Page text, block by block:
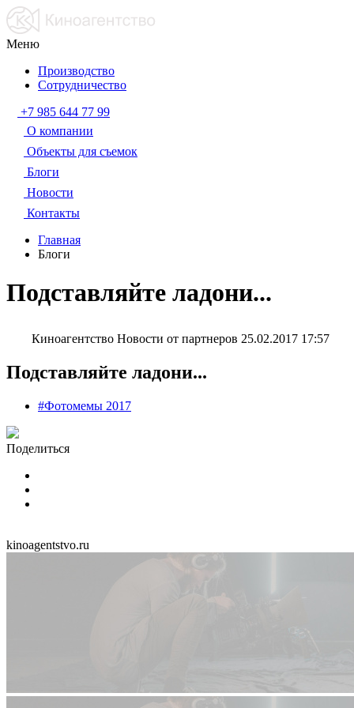
Меню
Производство
Сотрудничество
+7 985 644 77 99
О компании
Объекты для съемок
Блоги
Новости
Контакты
Главная
Блоги
Подставляйте ладони...
Киноагентство Новости от партнеров 25.02.2017 17:57
Подставляйте ладони...
#Фотомемы 2017
Поделиться
kinoagentstvo.ru